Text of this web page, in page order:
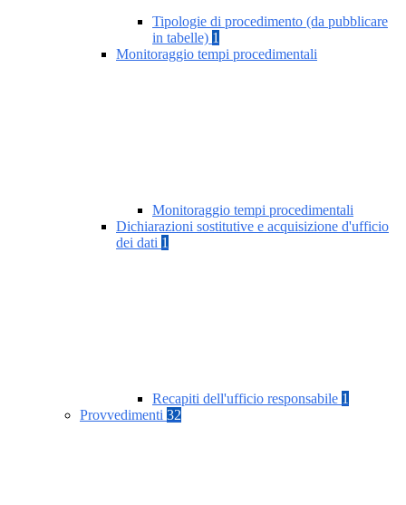
Tipologie di procedimento (da pubblicare
in tabelle) 1
Monitoraggio tempi procedimentali
Monitoraggio tempi procedimentali
Dichiarazioni sostitutive e acquisizione d'ufficio
dei dati 1
Recapiti dell'ufficio responsabile 1
Provvedimenti 32